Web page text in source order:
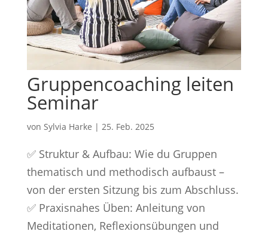
Gruppencoaching leiten
Seminar
von Sylvia Harke | 25. Feb. 2025
✅ Struktur & Aufbau: Wie du Gruppen
thematisch und methodisch aufbaust –
von der ersten Sitzung bis zum Abschluss.
✅ Praxisnahes Üben: Anleitung von
Meditationen, Reflexionsübungen und